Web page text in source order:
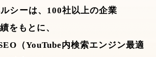
シーは、100社以上の企業
をもとに、
（YouTube内検索エンジン最適